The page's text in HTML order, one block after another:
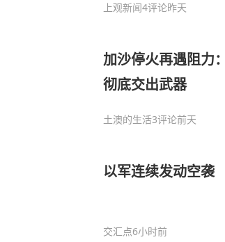
上观新闻4评论昨天
加沙停火再遇阻力
彻底交出武器
土澳的生活3评论前天
以军连续发动空袭
交汇点6小时前